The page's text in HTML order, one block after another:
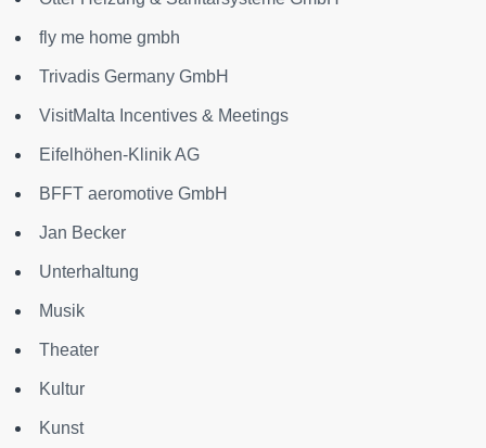
fly me home gmbh
Trivadis Germany GmbH
VisitMalta Incentives & Meetings
Eifelhöhen-Klinik AG
BFFT aeromotive GmbH
Jan Becker
Unterhaltung
Musik
Theater
Kultur
Kunst